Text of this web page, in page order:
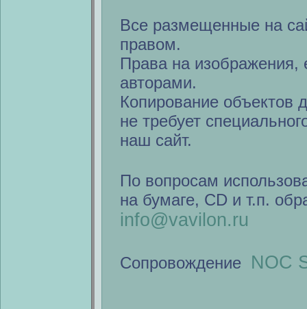
Все размещенные на
правом.
Права на изображения,
авторами.
Копирование объектов
не требует
наш сайт.
По вопросам
на бумаге, CD и т.п.
info@vavilon.ru
Сопровождение NOC